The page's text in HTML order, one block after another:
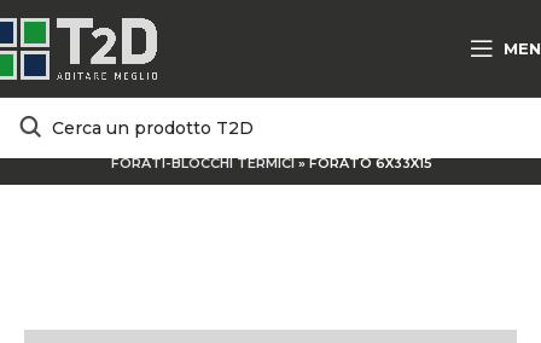
FORATI-BLOCCHI TERMICI» FORATO 6X33X15